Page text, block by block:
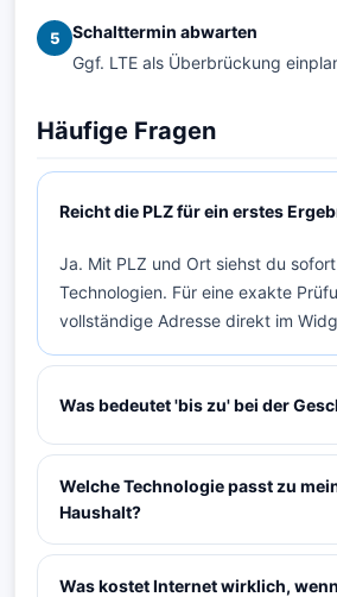
5
Schalttermin abwarten
Ggf. LTE als Überbrückung
Häufige Fragen
Reicht die PLZ für ein erstes
Ja. Mit PLZ und Ort siehst du
Technologien. Für eine exakte
vollständige Adresse direkt im
Was bedeutet 'bis zu' bei der
Welche Technologie passt zu
Haushalt?
Was kostet Internet wirklich,